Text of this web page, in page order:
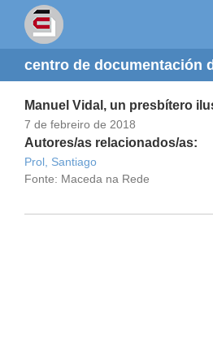
centro de documentación
Manuel Vidal, un presbítero
7 de febreiro de 2018
Autores/as relacionados/as:
Prol, Santiago
Fonte: Maceda na Rede